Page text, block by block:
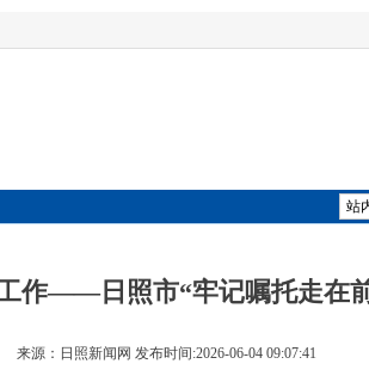
作——日照市“牢记嘱托走在
来源：日照新闻网 发布时间:2026-06-04 09:07:41